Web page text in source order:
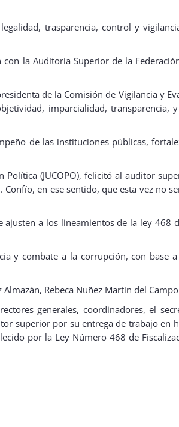
trasparencia, control y
la Auditoría Superior de la
de la Comisión de Vigilancia y
imparcialidad,
de las instituciones públicas,
(JUCOPO), felicitó al auditor
en ese sentido, que esta vez no
a los lineamientos de la ley 468
y combate a la corrupción, con base
Rebeca Nuñez Martin del
generales, coordinadores, el
superior por su entrega de trabajo en
por la Ley Número 468 de